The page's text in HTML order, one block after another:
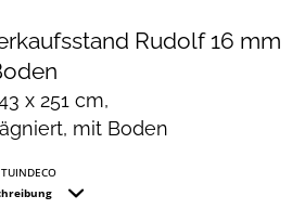
Rudolf 16 mm
x 251 cm,
mit Boden
TUINDECO